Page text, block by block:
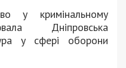
у кримінальному
Дніпровська
у сфері оборони